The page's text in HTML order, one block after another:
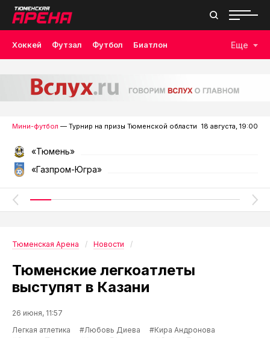
Хоккей Футзал Футбол Биатлон Еще
Мини-футбол — Турнир на призы Тюменской области 18 августа, 19:00
«Тюмень»
«Газпром-Югра»
Тюменская Арена Новости
Тюменские легкоатлеты
выступят в Казани
26 июня, 11:57
Легкая атлетика
#Любовь Диева
#Кира Андронова